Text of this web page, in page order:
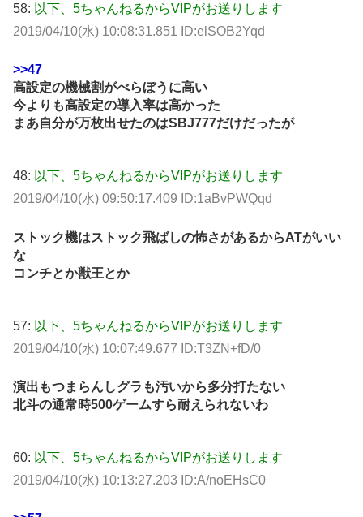
58: 以下、5ちゃんねるからVIPがお送りします
2019/04/10(水) 10:08:31.851 ID:elSOB2Yqd
>>47
高設定の機械割がべらぼうに高い
今よりも高設定の導入率は高かった
まあ自分が万枚出せたのはSBJ777だけだったが
48: 以下、5ちゃんねるからVIPがお送りします
2019/04/10(水) 09:50:17.409 ID:1aBvPWQqd
ストック機はストック飛ばしの怖さがあるからATがいい
な
コンチとか獣王とか
57: 以下、5ちゃんねるからVIPがお送りします
2019/04/10(水) 10:07:49.677 ID:T3ZN+fD/0
演出もつまらんしグラも汚いから多分打たない
北斗の通常時500ゲームすら耐えられないわ
60: 以下、5ちゃんねるからVIPがお送りします
2019/04/10(水) 10:13:27.203 ID:A/noEHsC0